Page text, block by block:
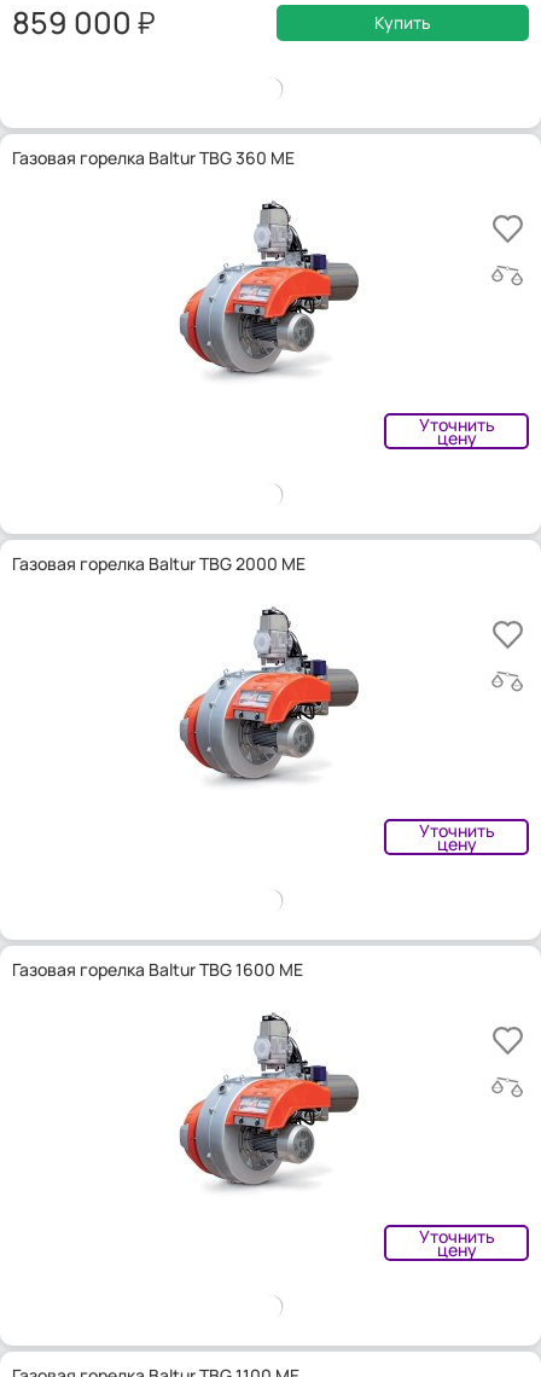
859 000 Купить
Газовая горелка Baltur TBG 360 ME
Уточнить
цену
Газовая горелка Baltur TBG 2000 ME
Уточнить
цену
Газовая горелка Baltur TBG 1600 ME
Уточнить
цену